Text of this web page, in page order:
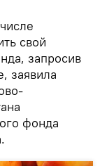
свой
запросив
заявила
фонда